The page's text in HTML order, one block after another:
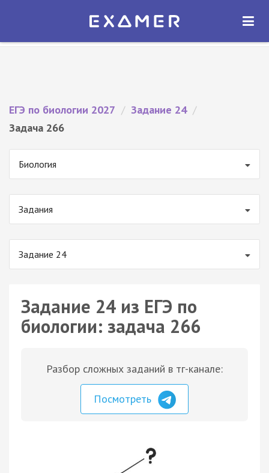
Экзамер — ЕГЭ 2027
ОТКРЫТЬ
ЕГЭ по биологии 2027 / Задание 24 /
Задача 266
Биология
Задания
Задание 24
Задание 24 из ЕГЭ по
биологии: задача 266
Разбор сложных заданий в тг-канале:
Посмотреть